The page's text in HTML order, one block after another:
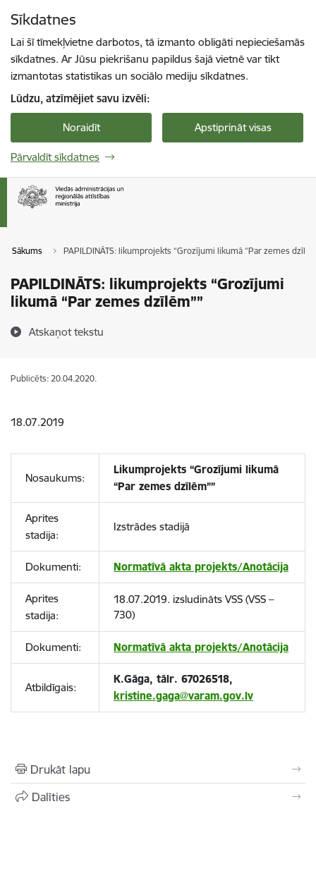
Sīkdatnes
Lai šī tīmekļvietne darbotos, tā izmanto obligāti nepieciešamās
sīkdatnes. Ar Jūsu piekrišanu papildus šajā vietnē var tikt
izmantotas statistikas un sociālo mediju sīkdatnes.
Lūdzu, atzīmējiet savu izvēli:
Noraidīt Apstiprināt visas
Pārvaldīt sīkdatnes
Sākums PAPILDINĀTS: likumprojekts “Grozījumi likumā “Par zemes
PAPILDINĀTS: likumprojekts “Grozījumi
likumā “Par zemes dzīlēm””
Atskaņot tekstu
Publicēts: 20.04.2020.
18.07.2019
Nosaukums:
Likumprojekts “Grozījumi likumā
“Par zemes dzīlēm””
Aprites
stadija:
Izstrādes stadijā
Dokumenti: Normatīvā akta projekts/Anotācija
Aprites
stadija:
18.07.2019. izsludināts VSS (VSS –
730)
Dokumenti: Normatīvā akta projekts/Anotācija
Atbildīgais:
K.Gāga, tālr. 67026518,
kristine.gaga@varam.gov.lv
Drukāt lapu
Dalīties